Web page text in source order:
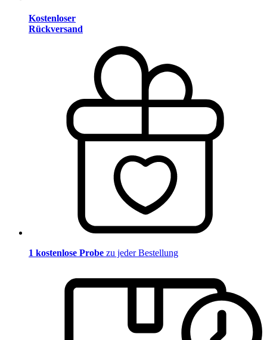
Kostenloser
Rückversand
1 kostenlose Probe zu jeder Bestellung